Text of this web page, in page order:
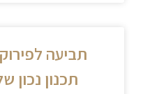
תביעה
תכנון נכון